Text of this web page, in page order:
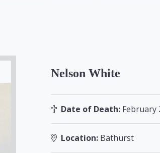
Nelson White
Date of Death:February
Location:Bathurst